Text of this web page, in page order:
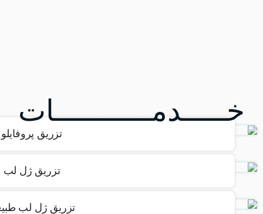
خـــــدمـــــــــــات
تزریق پروفایلو
تزریق ژل لب
تزریق ژل لب